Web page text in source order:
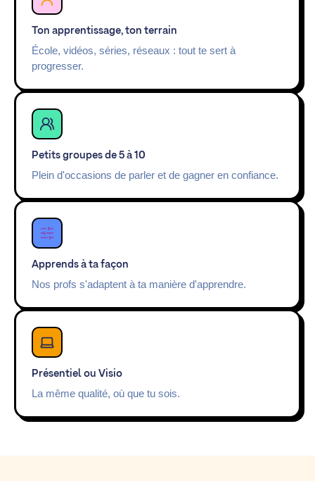
Ton apprentissage, ton terrain
École, vidéos, séries, réseaux : tout te sert à
progresser.
Petits groupes de 5 à 10
Plein d'occasions de parler et de gagner en confiance.
Apprends à ta façon
Nos profs s'adaptent à ta manière d'apprendre.
Présentiel ou Visio
La même qualité, où que tu sois.